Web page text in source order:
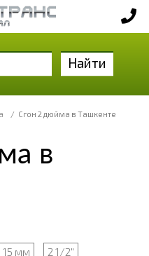
Найти
/ Сгон 2 дюйма в Ташкенте
в
15 мм
2 1/2"